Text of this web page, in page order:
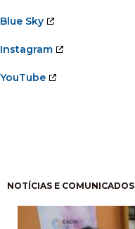
Blue Sky
Instagram
YouTube
NOTÍCIAS E COMUNICADOS
Pagination